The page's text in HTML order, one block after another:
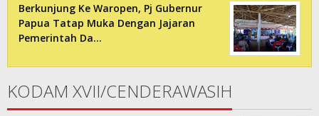
Berkunjung Ke Waropen, Pj Gubernur
Papua Tatap Muka Dengan Jajaran
Pemerintah Da…
KODAM XVII/CENDERAWASIH